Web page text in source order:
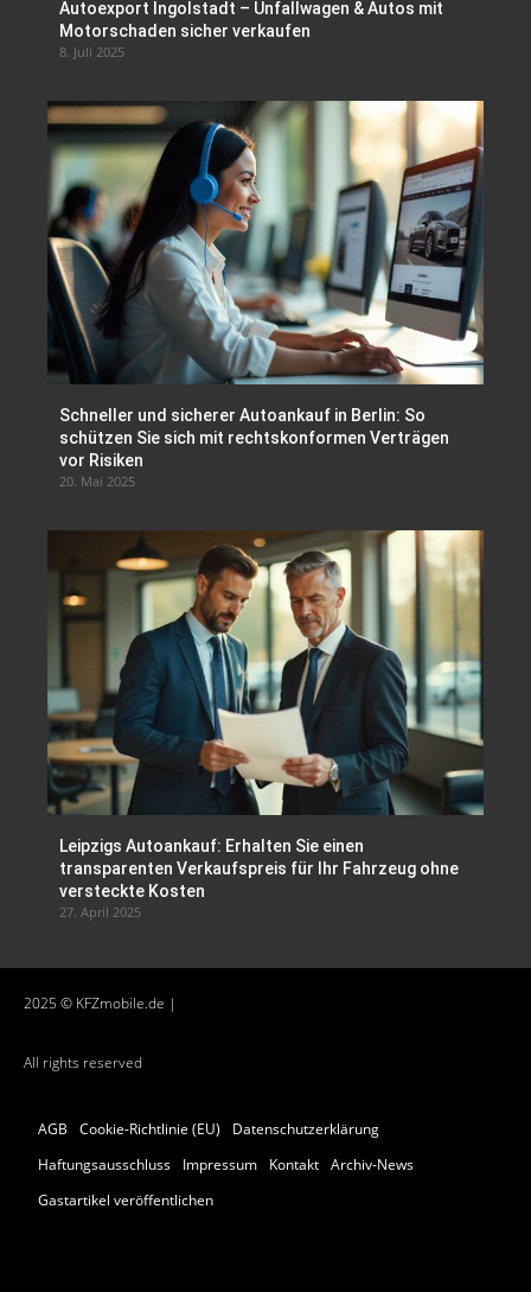
Autoexport Ingolstadt – Unfallwagen & Autos mit
Motorschaden sicher verkaufen
8. Juli 2025
Schneller und sicherer Autoankauf in Berlin: So
schützen Sie sich mit rechtskonformen Verträgen
vor Risiken
20. Mai 2025
Leipzigs Autoankauf: Erhalten Sie einen
transparenten Verkaufspreis für Ihr Fahrzeug ohne
versteckte Kosten
27. April 2025
2025 © KFZmobile.de |
All rights reserved
AGB Cookie-Richtlinie (EU)
Datenschutzerklärung
Haftungsausschluss
Impressum Kontakt Archiv-News
Gastartikel veröffentlichen